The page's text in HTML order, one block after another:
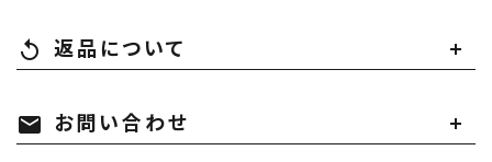
replay 返品について
mail お問い合わせ